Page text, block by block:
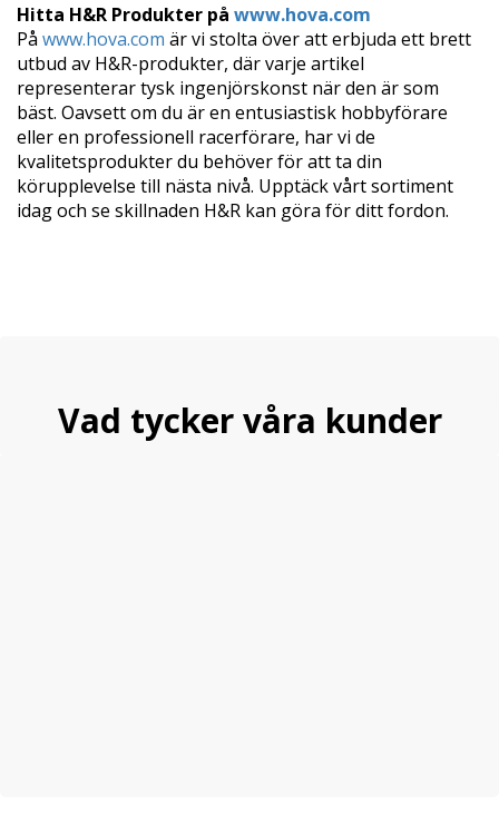
Hitta H&R Produkter på www.hova.com
På www.hova.com är vi stolta över att erbjuda ett brett
utbud av H&R-produkter, där varje artikel
representerar tysk ingenjörskonst när den är som
bäst. Oavsett om du är en entusiastisk hobbyförare
eller en professionell racerförare, har vi de
kvalitetsprodukter du behöver för att ta din
körupplevelse till nästa nivå. Upptäck vårt sortiment
idag och se skillnaden H&R kan göra för ditt fordon.
Vad tycker våra kunder